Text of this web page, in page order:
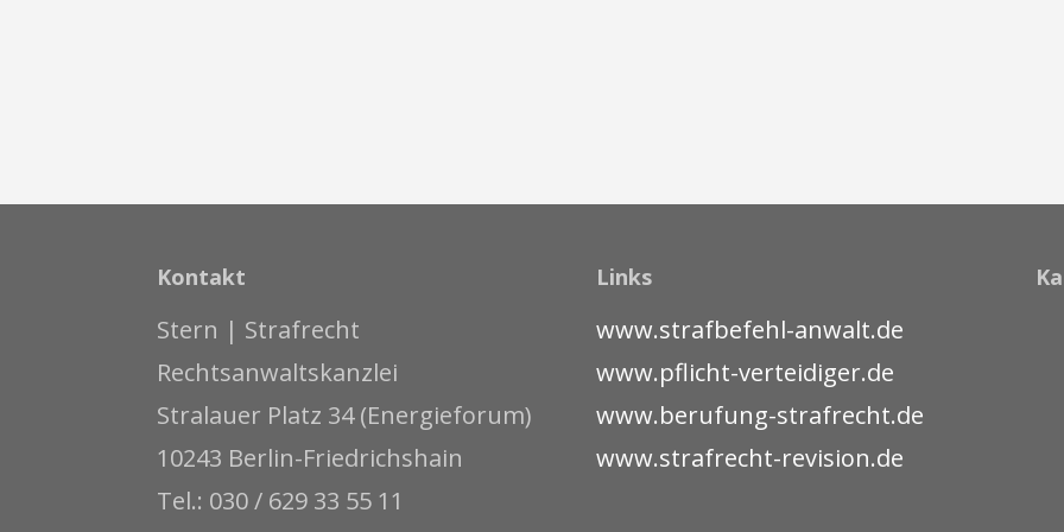
Kontakt
Stern | Strafrecht
Rechtsanwaltskanzlei
Stralauer Platz 34 (Energieforum)
10243 Berlin-Friedrichshain
Tel.: 030 / 629 33 55 11
Links
www.strafbefehl-anwalt.de
www.pflicht-verteidiger.de
www.berufung-strafrecht.de
www.strafrecht-revision.de